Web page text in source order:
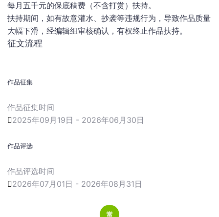
每月五千元的保底稿费（不含打赏）扶持。
扶持期间，如有故意灌水、抄袭等违规行为，导致作品质量
大幅下滑，经编辑组审核确认，有权终止作品扶持。
征文流程
作品征集
作品征集时间
2025年09月19日 - 2026年06月30日
作品评选
作品评选时间
2026年07月01日 - 2026年08月31日